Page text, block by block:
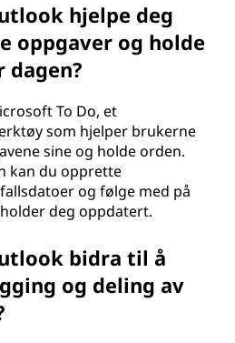
hjelpe deg
oppgaver og holde
dagen?
To Do, et
som hjelper brukerne
sine og holde orden.
kan du opprette
og følge med på
deg oppdatert.
bidra til å
og deling av